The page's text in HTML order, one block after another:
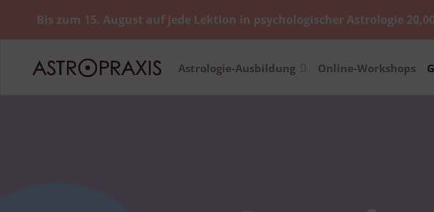
Bis zum 15. August auf jede Lektion in psychologischer Astrologie
Astrologie-Ausbildung Online-Workshops